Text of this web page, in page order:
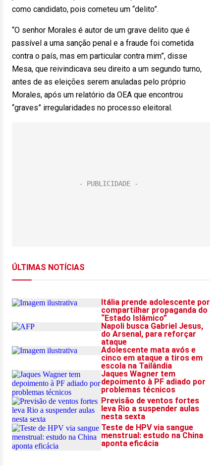
como candidato, pois cometeu um “delito”.
“O senhor Morales é autor de um grave delito que é
passível a uma sanção penal e a fraude foi cometida
contra o país, mas em particular contra mim”, disse
Mesa, que reivindicava seu direito a um segundo turno,
antes de as eleições serem anuladas pelo próprio
Morales, após um relatório da OEA que encontrou
“graves” irregularidades no processo eleitoral.